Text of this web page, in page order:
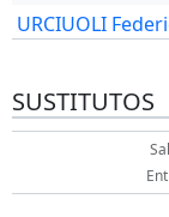
URCIUOLI
SUSTITUTOS